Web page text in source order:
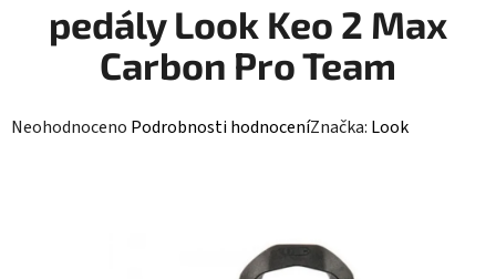
pedály Look Keo 2 Max
Carbon Pro Team
Průměrné
Neohodnoceno Podrobnosti hodnoceníZnačka: Look